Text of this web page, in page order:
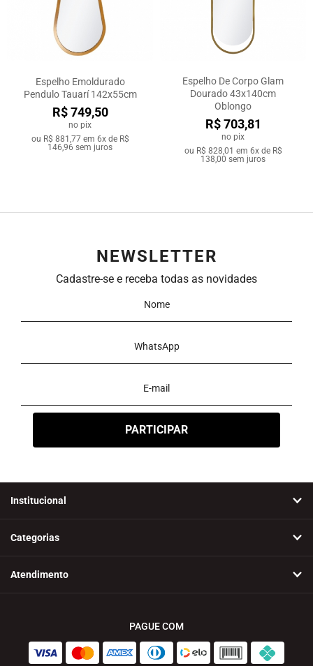
Espelho Emoldurado
Pendulo Tauarí 142x55cm
R$ 749,50
no pix
ou R$ 881,77em 6x de R$
146,96 sem juros
Espelho De Corpo Glam
Dourado 43x140cm
Oblongo
R$ 703,81
no pix
ou R$ 828,01 em 6x de R$
138,00 sem juros
NEWSLETTER
Cadastre-se e receba todas as novidades
Institucional
Categorias
Atendimento
PAGUE COM